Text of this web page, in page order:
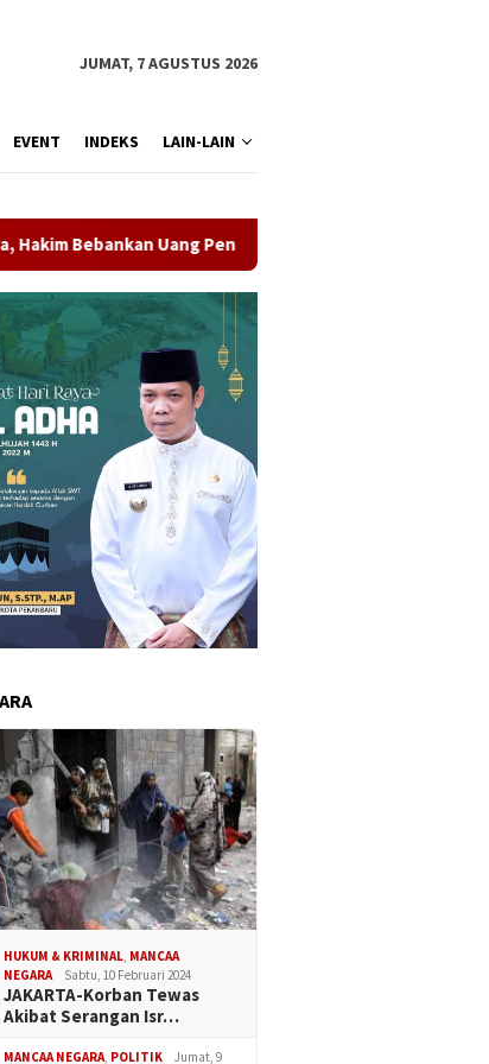
JUMAT, 7 AGUSTUS 2026
EVENT INDEKS LAIN-LAIN
Pengganti Rp1,45 Miliar
HUKUM & KRIMINAL, MANCAA
NEGARA
Sabtu, 10 Februari 2024
JAKARTA-Korban Tewas
Akibat Serangan Isr…
MANCAA NEGARA, POLITIK
Jumat, 9